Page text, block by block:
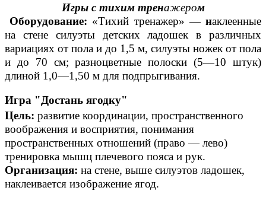
Игры с тихим тренажером
Оборудование: «Тихий тренажер» —наклеенные
на стене силуэты детских ладошек в различных
вариациях от пола и до 1,5 м, силуэты ножек от пола
и до 70 см; разноцветные полоски (5—10 штук)
длиной 1,0—1,50 м для подпрыгивания.
Игра "Достань ягодку"
Цель: развитие координации, пространственного
воображения и восприятия, понимания
пространственных отношений (право — лево)
тренировка мышц плечевого пояса и рук.
Организация: на стене, выше силуэтов ладошек,
наклеивается изображение ягод.